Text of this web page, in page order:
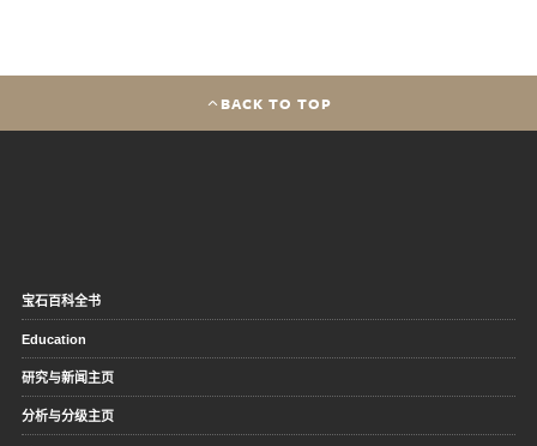
BACK TO TOP
宝石百科全书
Education
研究与新闻主页
分析与分级主页